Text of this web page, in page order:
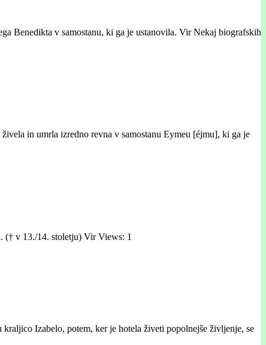
Benedikta v samostanu, ki ga je ustanovila. Vir Nekaj biografskih
in umrla izredno revna v samostanu Eymeu [éjmu], ki ga je
(† v 13./14. stoletju) Vir Views: 1
Izabelo, potem, ker je hotela živeti popolnejše življenje, se